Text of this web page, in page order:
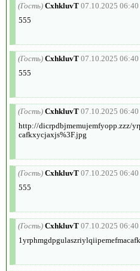
(Гость) CxhkluvT 07.10.2025 06:40
555
(Гость) CxhkluvT 07.10.2025 06:40
555
(Гость) CxhkluvT 07.10.2025 06:40
http://dicrpdbjmemujemfyopp.zzz/
cafkxycjaxjs%3F.jpg
(Гость) CxhkluvT 07.10.2025 06:40
555
(Гость) CxhkluvT 07.10.2025 06:40